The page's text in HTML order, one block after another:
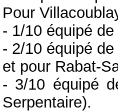
Pour
- 1/10 équipé
- 2/10 équipé
et pour Rabat-
- 3/10 équipé
Serpentaire).